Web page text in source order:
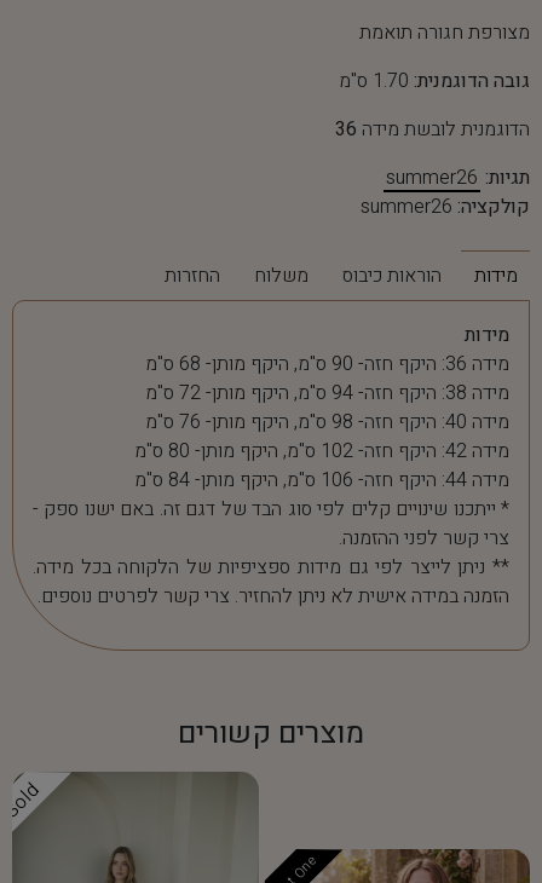
מצורפת חגורה תואמת
גובה הדוגמנית: 1.70 ס"מ
הדוגמנית לובשת מידה 36
תגיות: summer26
קולקציה: summer26
מידות הוראות כיבוס משלוח החזרות
מידות
מידה 36: היקף חזה- 90 ס"מ, היקף מותן- 68 ס"מ
מידה 38: היקף חזה- 94 ס"מ, היקף מותן- 72 ס"מ
מידה 40: היקף חזה- 98 ס"מ, היקף מותן- 76 ס"מ
מידה 42: היקף חזה- 102 ס"מ, היקף מותן- 80 ס"מ
מידה 44: היקף חזה- 106 ס"מ, היקף מותן- 84 ס"מ
* ייתכנו שינויים קלים לפי סוג הבד של דגם זה. באם ישנו ספק -
צרי קשר לפני ההזמנה.
** ניתן לייצר לפי גם מידות ספציפיות של הלקוחה בכל מידה.
הזמנה במידה אישית לא ניתן להחזיר. צרי קשר לפרטים נוספים.
מוצרים קשורים
Sold